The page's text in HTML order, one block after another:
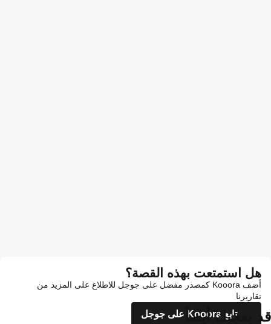
هل استمتعت بهذه القصة؟
أضف Kooora كمصدر مفضل على جوجل للاطلاع على المزيد من
تقاريرنا
تابع Kooora على جوجل
قد يعجبك أيضاً